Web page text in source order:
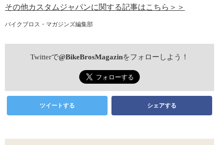
その他カスタムジャパンに関する記事はこちら＞＞
バイクブロス・マガジンズ編集部
Twitterで@BikeBrosMagazinをフォローしよう！
ツイートする シェアする